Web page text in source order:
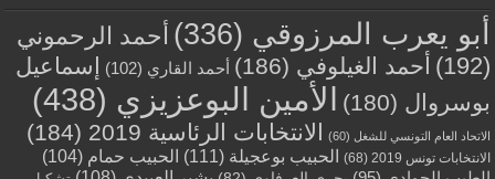
أبو يعرب المرزوقي (336)
أحمد الرحموني
(192)
أحمد الغيلوفي (186) أحمد القاري (102)
إسماعيل
بوسروال (180) الأمين البوعزيزي (438)
الاتحاد العام التونسي للشغل (60) الانتخابات الرئاسية 2019 (184)
الانتخابات تونس 2019 (68) الحبيب بوعجيلة (111) الحبيب حمام (104)